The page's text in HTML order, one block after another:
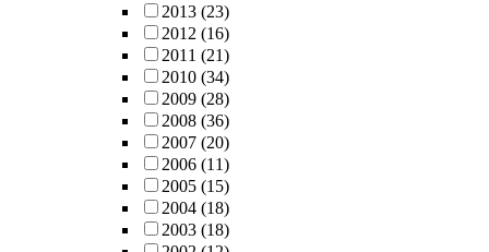
2013 (23)
2012 (16)
2011 (21)
2010 (34)
2009 (28)
2008 (36)
2007 (20)
2006 (11)
2005 (15)
2004 (18)
2003 (18)